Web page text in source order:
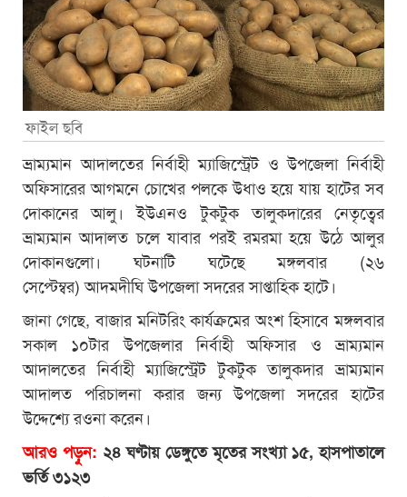
ফাইল ছবি
ভ্রাম্যমান আদালতের নির্বাহী ম্যাজিস্ট্রেট ও উপজেলা নির্বাহী
অফিসারের আগমনে চোখের পলকে উধাও হয়ে যায় হাটের সব
দোকানের আলু। ইউএনও টুকটুক তালুকদারের নেতৃত্বের
ভ্রাম্যমান আদালত চলে যাবার পরই রমরমা হয়ে উঠে আলুর
দোকানগুলো। ঘটনাটি ঘটেছে মঙ্গলবার (২৬
সেপ্টেম্বর) আদমদীঘি উপজেলা সদরের সাপ্তাহিক হাটে।
জানা গেছে, বাজার মনিটরিং কার্যক্রমের অংশ হিসাবে মঙ্গলবার
সকাল ১০টার উপজেলার নির্বাহী অফিসার ও ভ্রাম্যমান
আদালতের নির্বাহী ম্যাজিস্ট্রেট টুকটুক তালুকদার ভ্রাম্যমান
আদালত পরিচালনা করার জন্য উপজেলা সদরের হাটের
উদ্দেশ্যে রওনা করেন।
আরও পড়ুন: ২৪ ঘণ্টায় ডেঙ্গুতে মৃতের সংখ্যা ১৫, হাসপাতালে
ভর্তি ৩১২৩